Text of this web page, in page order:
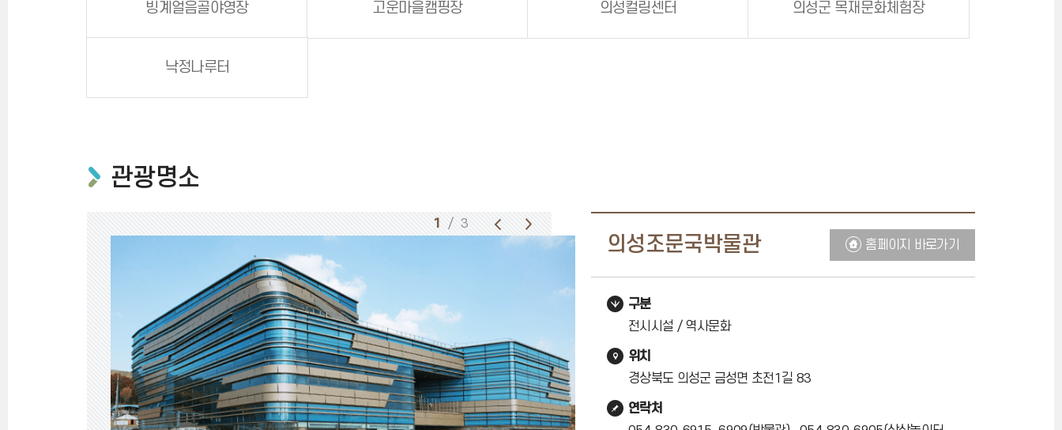
빙계얼음골야영장 고운마을캠핑장 의성컬링센터 의성군 목재문화체험장
낙정나루터
관광명소
1 / 3
의성조문국박물관 홈페이지 바로가기
구분
전시시설 / 역사문화
위치
경상북도 의성군 금성면 초전1길 83
연락처